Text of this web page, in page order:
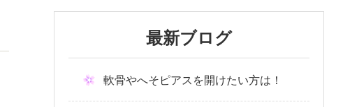
最新ブログ
軟骨やへそピアスを開けたい方は！